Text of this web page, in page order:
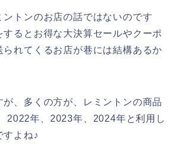
ントンのお店の話ではないのです
するとお得な大決算セールやクーポ
られてくるお店が巷には結構あるか
が、多くの方が、レミントンの商品
2022年、2023年、2024年と利用し
すよね♪